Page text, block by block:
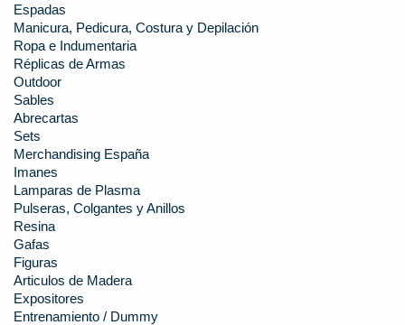
Espadas
Manicura, Pedicura, Costura y Depilación
Ropa e Indumentaria
Réplicas de Armas
Outdoor
Sables
Abrecartas
Sets
Merchandising España
Imanes
Lamparas de Plasma
Pulseras, Colgantes y Anillos
Resina
Gafas
Figuras
Articulos de Madera
Expositores
Entrenamiento / Dummy